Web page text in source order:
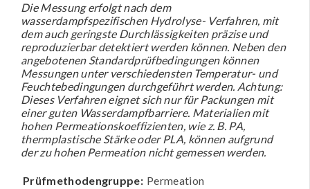
Die Messung erfolgt nach dem
wasserdampfspezifischen Hydrolyse- Verfahren, mit
dem auch geringste Durchlässigkeiten präzise und
reproduzierbar detektiert werden können. Neben den
angebotenen Standardprüfbedingungen können
Messungen unter verschiedensten Temperatur- und
Feuchtebedingungen durchgeführt werden. Achtung:
Dieses Verfahren eignet sich nur für Packungen mit
einer guten Wasserdampfbarriere. Materialien mit
hohen Permeationskoeffizienten, wie z. B. PA,
thermplastische Stärke oder PLA, können aufgrund
der zu hohen Permeation nicht gemessen werden.
Prüfmethodengruppe: Permeation